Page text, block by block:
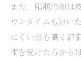
また、脂肪冷却は
ウンタイムも短い
にくい点も高く評
術を受けた方から